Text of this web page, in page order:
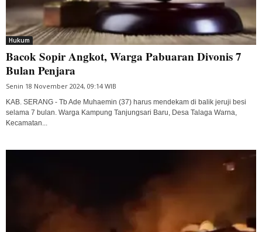
Hukum
Bacok Sopir Angkot, Warga Pabuaran Divonis 7
Bulan Penjara
Senin 18 November 2024, 09:14 WIB
KAB. SERANG - Tb Ade Muhaemin (37) harus mendekam di balik jeruji besi
selama 7 bulan. Warga Kampung Tanjungsari Baru, Desa Talaga Warna,
Kecamatan...